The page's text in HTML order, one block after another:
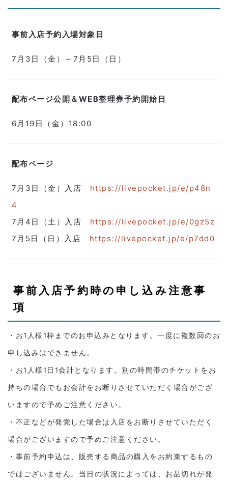
事前入店予約入場対象日
7月3日（金）～7月5日（日）
配布ページ公開＆WEB整理券予約開始日
6月19日（金）18:00
配布ページ
7月3日（金）入店 https://livepocket.jp/e/p48n
4
7月4日（土）入店 https://livepocket.jp/e/0gz5z
7月5日（日）入店 https://livepocket.jp/e/p7dd0
事前入店予約時の申し込み注意事
項
・お1人様1枠までのお申込みとなります。一度に複数回のお
申し込みはできません。
・お1人様1日1会計となります。別の時間帯のチケットをお
持ちの場合でもお会計をお断りさせていただく場合がござ
いますので予めご注意ください。
・不正などが発覚した場合は入店をお断りさせていただく
場合がございますので予めご注意ください。
・事前予約申込は、販売する商品の購入をお約束するもの
ではございません。当日の状況によっては、お品切れが発